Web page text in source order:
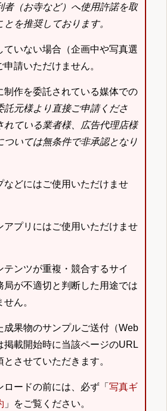
者（お寺など）へ使用許諾を取
を推奨しております。
いない場合（企画中や写真選
請いただけません。
作を委託されている媒体での
託元様より直接ご申請くださ
れている業者様、広告代理店様
ついては無条件で非承認となり
どにはご使用いただけませ
プリにはご使用いただけませ
ンツが重複・競合するサイ
局が不適切と判断した用途では
ん。
果物のサンプルご送付（Web
掲載開始時に当該ページのURL
させていただきます。
ードの前には、必ず「 写真ギ
」をご覧ください。